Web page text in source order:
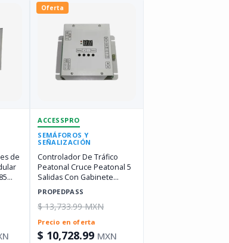
de
Oferta
ACCESSPRO
SEMÁFOROS Y
SEÑALIZACIÓN
PROPEDPASS
Controlador De Tráfico
Peatonal Cruce Peatonal 5
Salidas Con Gabinete
PROPEDPASS
$ 13,733.99 MXN
Precio en oferta
$ 10,728.99 MXN